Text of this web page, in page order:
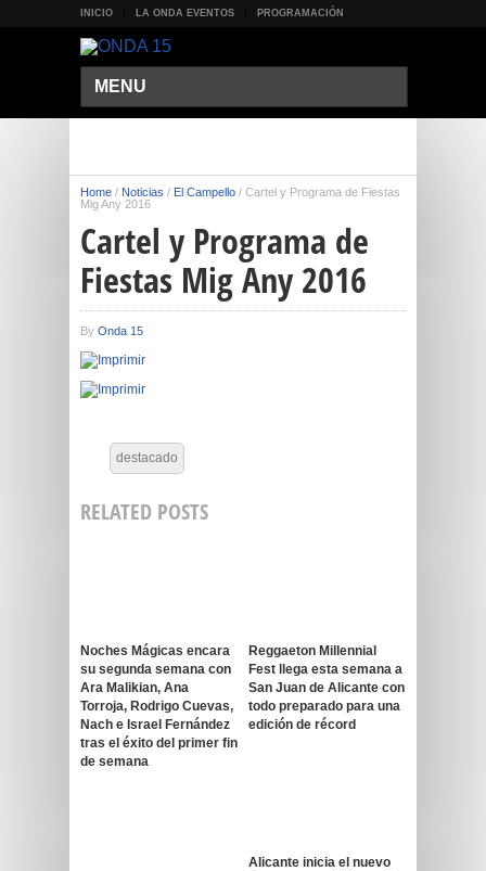
INICIO LA ONDA EVENTOS PROGRAMACIÓN
MENU
Home / Noticias / El Campello / Cartel y Programa de Fiestas
Mig Any 2016
Cartel y Programa de
Fiestas Mig Any 2016
By Onda 15
destacado
RELATED POSTS
Noches Mágicas encara
su segunda semana con
Ara Malikian, Ana
Torroja, Rodrigo Cuevas,
Nach e Israel Fernández
tras el éxito del primer fin
de semana
Reggaeton Millennial
Fest llega esta semana a
San Juan de Alicante con
todo preparado para una
edición de récord
Alicante inicia el nuevo